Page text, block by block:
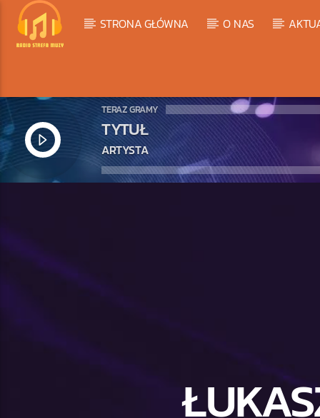
STRONA GŁÓWNA O NAS
TERAZ GRAMY
TYTUŁ
ARTYSTA